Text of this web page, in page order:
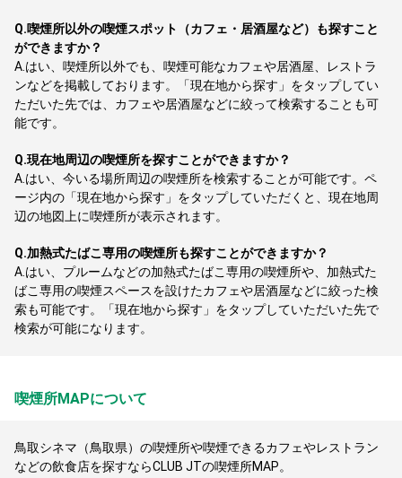
Q.喫煙所以外の喫煙スポット（カフェ・居酒屋など）も探すこと
ができますか？
A. はい、喫煙所以外でも、喫煙可能なカフェや居酒屋、レストラ
ンなどを掲載しております。「現在地から探す」をタップしてい
ただいた先では、カフェや居酒屋などに絞って検索することも可
能です。
Q.現在地周辺の喫煙所を探すことができますか？
A. はい、今いる場所周辺の喫煙所を検索することが可能です。ペ
ージ内の「現在地から探す」をタップしていただくと、現在地周
辺の地図上に喫煙所が表示されます。
Q.加熱式たばこ専用の喫煙所も探すことができますか？
A. はい、プルームなどの加熱式たばこ専用の喫煙所や、加熱式た
ばこ専用の喫煙スペースを設けたカフェや居酒屋などに絞った検
索も可能です。「現在地から探す」をタップしていただいた先で
検索が可能になります。
喫煙所MAPについて
鳥取シネマ（鳥取県）の喫煙所や喫煙できるカフェやレストラン
などの飲食店を探すならCLUB JTの喫煙所MAP。